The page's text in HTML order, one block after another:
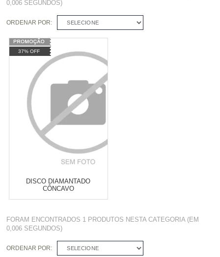
0,006 SEGUNDOS)
ORDENAR POR: SELECIONE
37% OFF
DISCO DIAMANTADO
CÔNCAVO
Varejo: R$ 4.050,70
Atacado: R$ 2.550,90
10 x de R$ 255,09
DIAMANTADO CÔNCAVO
FORAM ENCONTRADOS 1 PRODUTOS NESTA CATEGORIA (EM
0,006 SEGUNDOS)
ORDENAR POR: SELECIONE